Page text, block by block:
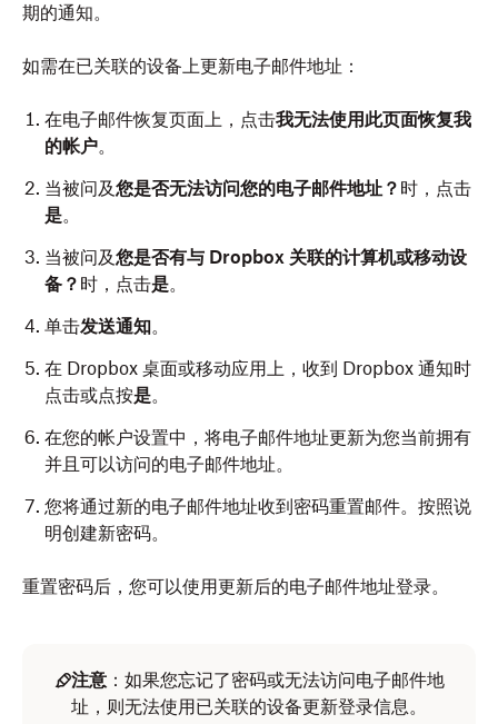
期的通知。
如需在已关联的设备上更新电子邮件地址：
在电子邮件恢复页面上，点击我无法使用此页面恢复我
的帐户。
当被问及您是否无法访问您的电子邮件地址？ 时， 点击
是。
当被问及您是否有与 Dropbox 关联的计算机或移动设
备？ 时， 点击是。
单击发送通知。
在 Dropbox 桌面或移动应用上，收到 Dropbox 通知时
点击或点按是。
在您的帐户设置中，将电子邮件地址更新为您当前拥有
并且可以访问的电子邮件地址。
您将通过新的电子邮件地址收到密码重置邮件。按照说
明创建新密码。
重置密码后，您可以使用更新后的电子邮件地址登录。
注意 ：如果您忘记了密码或无法访问电子邮件地
址，则无法使用已关联的设备更新登录信息。